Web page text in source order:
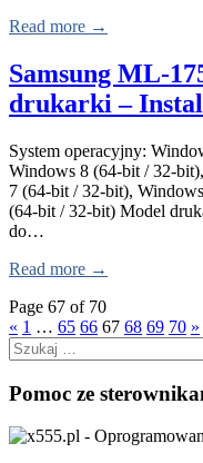
Read more →
Samsung ML-
drukarki –
System operacyjny:
Windows 8 (64-bit / 32-
7 (64-bit / 32-bit),
(64-bit / 32-bit) Model
do…
Read more →
Page 67 of 70
« 1 … 65 66 67 68 69 70 »
Szukaj:
Pomoc ze